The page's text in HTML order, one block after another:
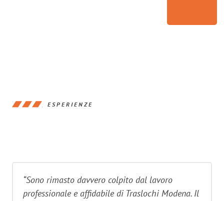
ESPERIENZE
“Sono rimasto davvero colpito dal lavoro
professionale e affidabile di Traslochi Modena. Il